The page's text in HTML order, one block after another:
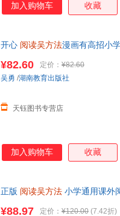
加入购物车 收藏
开心 阅读吴方法漫画有高招小
¥82.60 定价： ¥82.60
天钰图书专营店
吴勇 /湖南教育出版社
加入购物车 收藏
正版 阅读吴方法 小学通用课外
¥88.97 定价： ¥120.00 (7.42折)